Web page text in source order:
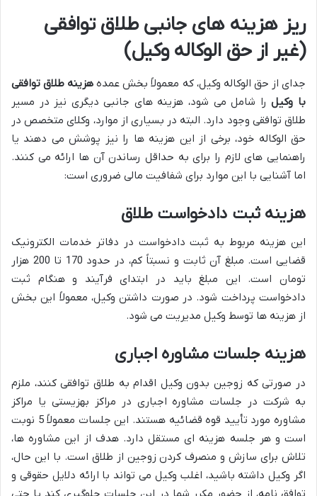
ریز هزینه های جانبی طلاق توافقی
(غیر از حق الوکاله وکیل)
جدای از حق الوکاله وکیل، که معمولاً بخش عمده هزینه طلاق توافقی
با وکیلرا شامل می شود، هزینه های جانبی دیگری نیز در مسیر
طلاق توافقی وجود دارد. البته در بسیاری از موارد، وکلای متخصص در
حق الوکاله خود، برخی از این هزینه ها را نیز پوشش می دهند یا
راهنمایی های لازم را برای به حداقل رساندن آن ها ارائه می کنند.
اما آشنایی با این موارد برای شفافیت مالی ضروری است:
هزینه ثبت دادخواست طلاق
این هزینه مربوط به ثبت دادخواست در دفاتر خدمات الکترونیک
قضایی است. مبلغ آن ثابت و نسبتاً کم، در حدود 170 تا 200 هزار
تومان است. این مبلغ باید در ابتدای فرآیند و هنگام ثبت
دادخواست پرداخت شود. در صورت داشتن وکیل، معمولاً این بخش
از هزینه ها توسط وکیل مدیریت می شود.
هزینه جلسات مشاوره اجباری
در صورتی که زوجین بدون وکیل اقدام به طلاق توافقی کنند، ملزم
به شرکت در جلسات مشاوره اجباری در مراکز بهزیستی یا مراکز
مشاوره مورد تأیید قوه قضائیه هستند. این جلسات معمولاً 5 نوبت
است و هر جلسه هزینه ای مستقل دارد. هدف از این مشاوره ها،
تلاش برای سازش و منصرف کردن زوجین از طلاق است. با این حال،
اگر وکیل داشته باشید، اغلب وکیل می تواند با ارائه دلایل حقوقی و